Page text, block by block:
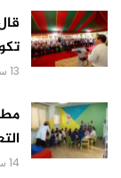
13 ساعة منذ
14 ساعة منذ